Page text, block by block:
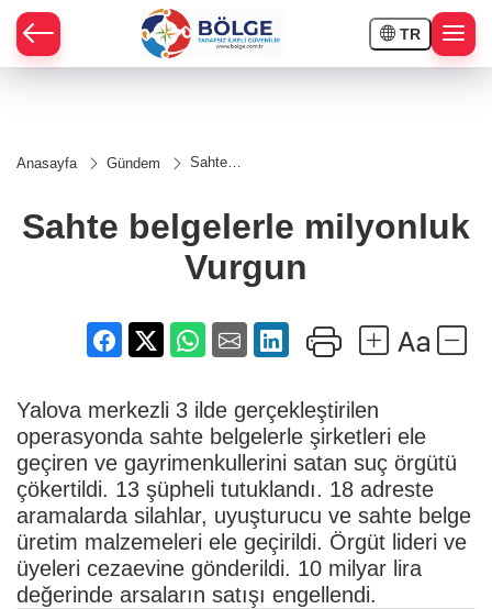
TR
Anasayfa Gündem
Sahte
Vurgun
Sahte belgelerle milyonluk
Vurgun
Yalova merkezli 3 ilde gerçekleştirilen
operasyonda sahte belgelerle şirketleri ele
geçiren ve gayrimenkullerini satan suç örgütü
çökertildi. 13 şüpheli tutuklandı. 18 adreste
aramalarda silahlar, uyuşturucu ve sahte belge
üretim malzemeleri ele geçirildi. Örgüt lideri ve
üyeleri cezaevine gönderildi. 10 milyar lira
değerinde arsaların satışı engellendi.